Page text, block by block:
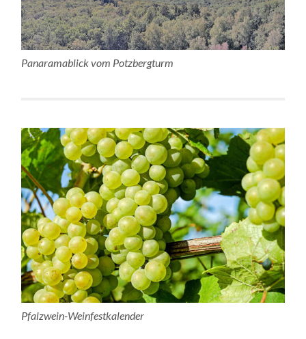
Panaramablick vom Potzbergturm
Pfalzwein-Weinfestkalender